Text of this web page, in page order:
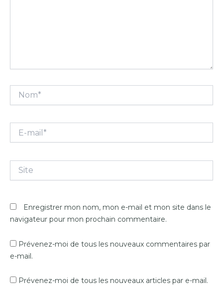
Nom*
mail*
Site
Enregistrer mon nom, mon e-mail et mon site dans le
navigateur pour mon prochain commentaire.
Prévenez-moi de tous les nouveaux commentaires par
e-mail.
Prévenez-moi de tous les nouveaux articles par e-mail.